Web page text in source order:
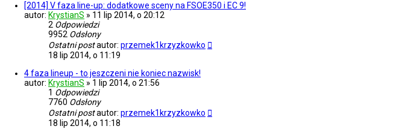
[2014] V faza line-up: dodatkowe sceny na FSOE350 i EC 9!
autor: KrystianS » 11 lip 2014, o 20:12
2 Odpowiedzi
9952 Odsłony
Ostatni postautor: przemek1krzyzkowko
18 lip 2014, o 11:19
4 faza lineup - to jeszczeni nie koniec nazwisk!
autor: KrystianS » 1 lip 2014, o 21:56
1 Odpowiedzi
7760 Odsłony
Ostatni postautor: przemek1krzyzkowko
18 lip 2014, o 11:18